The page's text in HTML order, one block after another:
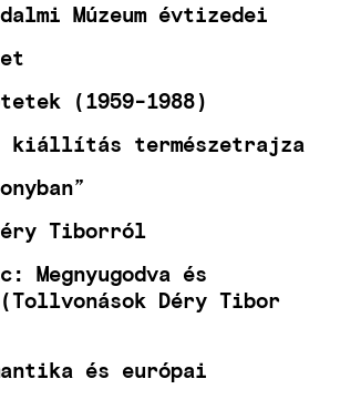
Múzeum évtizedei
(1959-1988)
kiállítás természetrajza
Tiborról
Megnyugodva és
(Tollvonások Déry Tibor
és európai